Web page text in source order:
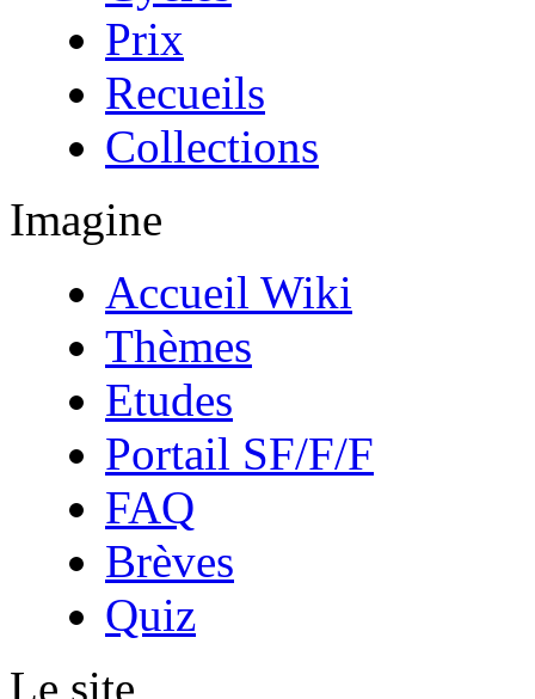
Prix
Recueils
Collections
Imagine
Accueil Wiki
Thèmes
Etudes
Portail SF/F/F
FAQ
Brèves
Quiz
Le site